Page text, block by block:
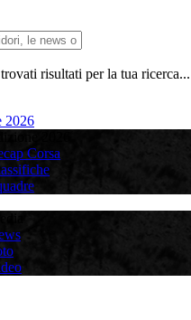
risultati per la tua ricerca...
2026
Corsa